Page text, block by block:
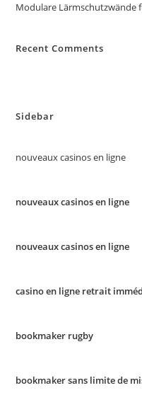
Modulare Lärmschutzwände
Recent Comments
Sidebar
nouveaux casinos en ligne
nouveaux casinos en ligne
nouveaux casinos en ligne
casino en ligne retrait
bookmaker rugby
bookmaker sans limite de